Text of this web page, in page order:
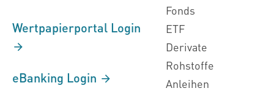
Wertpapierportal Login
eBanking Login
Fonds
ETF
Derivate
Rohstoffe
Anleihen